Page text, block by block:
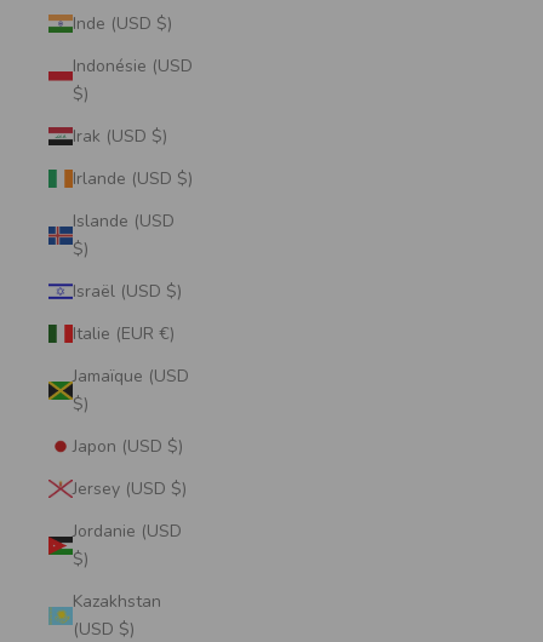
Inde (USD $)
Indonésie (USD
$)
Irak (USD $)
Irlande (USD $)
Islande (USD
$)
Israël (USD $)
Italie (EUR €)
Jamaïque (USD
$)
Japon (USD $)
Jersey (USD $)
Jordanie (USD
$)
Kazakhstan
(USD $)